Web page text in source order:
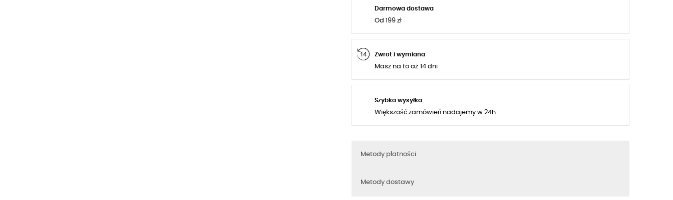
Darmowa dostawa
Od 199 zł
Zwrot i wymiana
Masz na to aż 14 dni
Szybka wysyłka
Większość zamówień nadajemy w 24h
Metody płatności
Metody dostawy